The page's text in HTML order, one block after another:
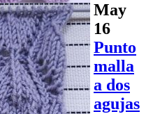
May
16
Punto
malla
a dos
agujas